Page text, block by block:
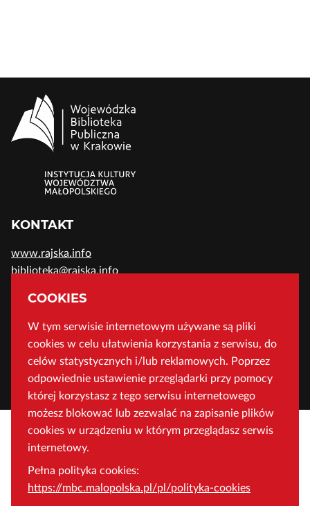
COOKIES
W tym serwisie internetowym używane są pliki
cookies w celu ułatwienia korzystania z serwisu, do
celów statystycznych i/lub reklamowych. Poprzez
odpowiednie ustawienie przeglądarki przy pomocy
której korzystasz z tego serwisu internetowego
możesz blokować lub zezwalać na zapisanie plików
cookies w urządzeniu w którym przeglądasz serwis
internetowy.
Pełna polityka cookies:
https://mbc.malopolska.pl/pl/polityka-cookies
KONTAKT
www.rajska.info
biblioteka@rajska.info
telefon: (+48) 12 37-52-200
ADRES
Wojewódzka Biblioteka Publiczna w Krakowie
ul. Rajska 1 31-124 Kraków, Polska